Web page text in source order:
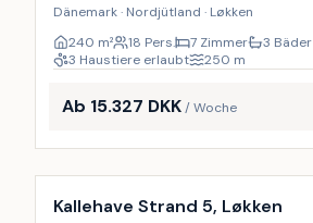
Dänemark · Nordjütland · Løkken
240 m² 18 Pers. 7 Zimmer
3 Bäder
3 Haustiere erlaubt
250 m
Ab 15.327 DKK/ Woche
Inkl. Endreinigung
Kallehave Strand 5, Løkken